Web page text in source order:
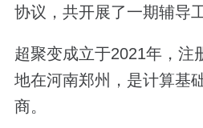
协议，共开展了一期辅导工
超聚变成立于2021年，注
地在河南郑州，是计算基
商。